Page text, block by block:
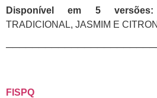
Disponível em 5 versões:
TRADICIONAL, JASMIM E
FISPQ